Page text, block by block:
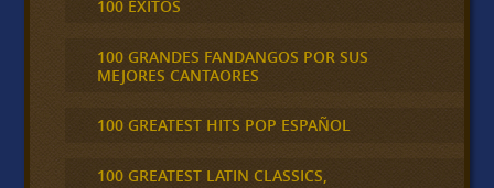
100 ÉXITOS
100 GRANDES FANDANGOS POR SUS
MEJORES CANTAORES
100 GREATEST HITS POP ESPAÑOL
100 GREATEST LATIN CLASSICS,